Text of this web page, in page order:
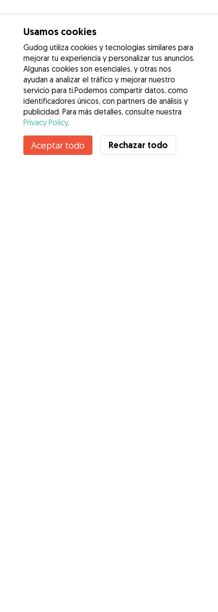
¿Conoces los Beneficios de Gudog? Ver más
Usamos cookies
Gudog utiliza cookies y tecnologías similares para
mejorar tu experiencia y personalizar tus anuncios.
Algunas cookies son esenciales, y otras nos
ayudan a analizar el tráfico y mejorar nuestro
servicio para ti.Podemos compartir datos, como
identificadores únicos, con partners de análisis y
publicidad. Para más detalles, consulte nuestra
Privacy Policy.
Aceptar todo Rechazar todo